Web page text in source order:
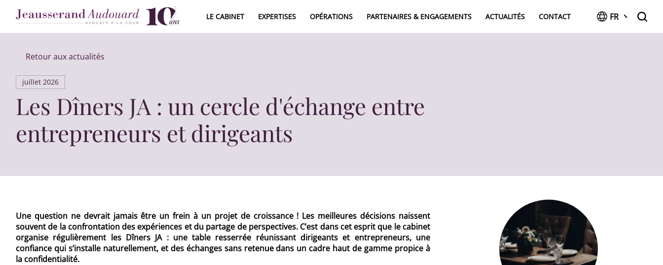
LE CABINET EXPERTISES OPÉRATIONS PARTENAIRES & ENGAGEMENTS ACTUALITÉS CONTACT FR
Retour aux actualités
juillet 2026
Les Dîners JA : un cercle d'échange entre
entrepreneurs et dirigeants
Une question ne devrait jamais être un frein à un projet de croissance ! Les meilleures décisions naissent
souvent de la confrontation des expériences et du partage de perspectives. C’est dans cet esprit que le cabinet
organise régulièrement les Dîners JA : une table resserrée réunissant dirigeants et entrepreneurs, une
confiance qui s’installe naturellement, et des échanges sans retenue dans un cadre haut de gamme propice à
la confidentialité.